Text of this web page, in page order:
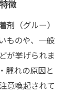
徴
（グルー）
ものや、一般
が挙げられま
腫れの原因と
意喚起されて